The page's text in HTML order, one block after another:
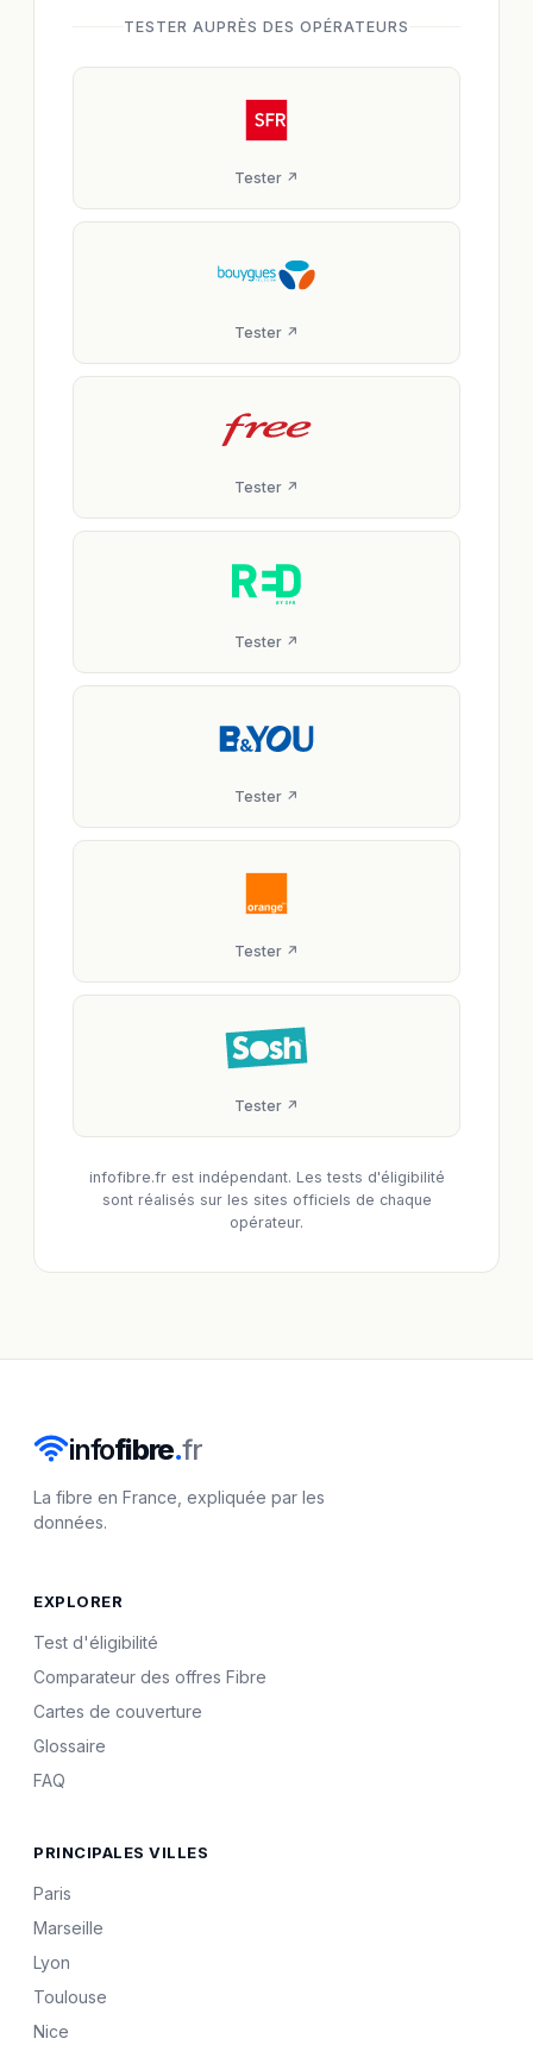
TESTER AUPRÈS DES OPÉRATEURS
Tester ↗
Tester ↗
Tester ↗
Tester ↗
Tester ↗
Tester ↗
Tester ↗
infofibre.fr est indépendant. Les tests d'éligibilité
sont réalisés sur les sites officiels de chaque
opérateur.
infofibre.fr
La fibre en France, expliquée par les
données.
EXPLORER
Test d'éligibilité
Comparateur des offres Fibre
Cartes de couverture
Glossaire
FAQ
PRINCIPALES VILLES
Paris
Marseille
Lyon
Toulouse
Nice